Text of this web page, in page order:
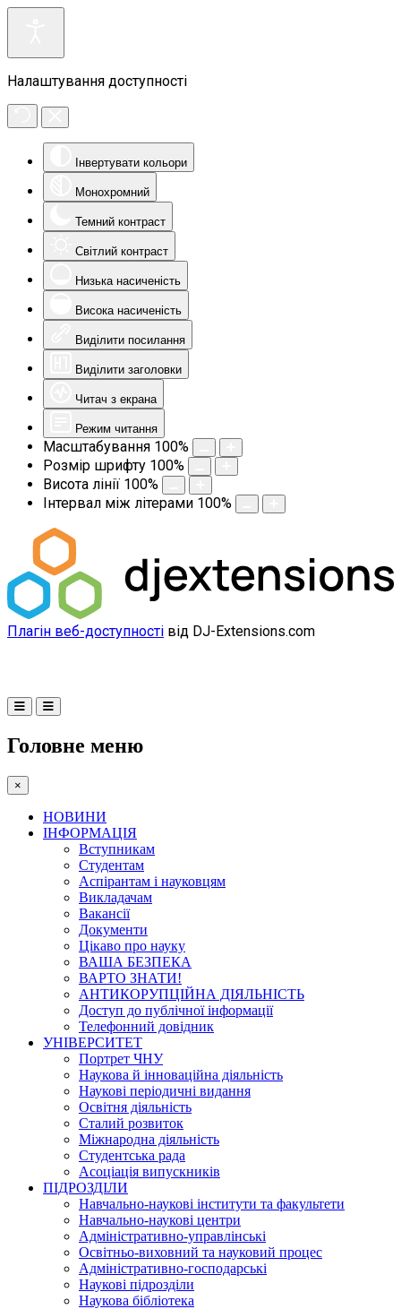
Налаштування доступності
Інвертувати кольори
Монохромний
Темний контраст
Світлий контраст
Низька насиченість
Висока насиченість
Виділити посилання
Виділити заголовки
Читач з екрана
Режим читання
Масштабування 100%
Розмір шрифту 100%
Висота лінії 100%
Інтервал між літерами 100%
Плагін веб-доступності від DJ-Extensions.com
Головне меню
×
НОВИНИ
ІНФОРМАЦІЯ
Вступникам
Студентам
Аспірантам і науковцям
Викладачам
Вакансії
Документи
Цікаво про науку
ВАША БЕЗПЕКА
ВАРТО ЗНАТИ!
АНТИКОРУПЦІЙНА ДІЯЛЬНІСТЬ
Доступ до публічної інформації
Телефонний довідник
УНІВЕРСИТЕТ
Портрет ЧНУ
Наукова й інноваційна діяльність
Наукові періодичні видання
Освітня діяльність
Сталий розвиток
Міжнародна діяльність
Студентська рада
Асоціація випускників
ПІДРОЗДІЛИ
Навчально-наукові інститути та факультети
Навчально-наукові центри
Адміністративно-управлінські
Освітньо-виховний та науковий процес
Адміністративно-господарські
Наукові підрозділи
Наукова бібліотека